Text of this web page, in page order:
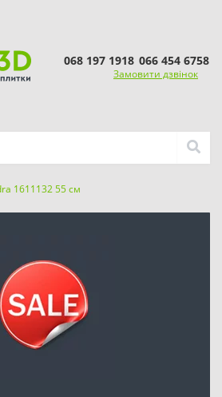
068 197 1918 066 454 6758
Замовити дзвінок
1611132 55 см